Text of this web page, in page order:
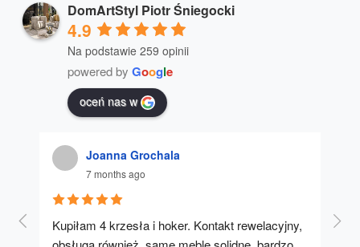
DomArtStyl Piotr Śniegocki
4.9
Na podstawie 259 opinii
powered by Google
oceń nas w
Joanna Grochala
7 months ago
Kupiłam 4 krzesła i hoker. Kontakt rewelacyjny,
A